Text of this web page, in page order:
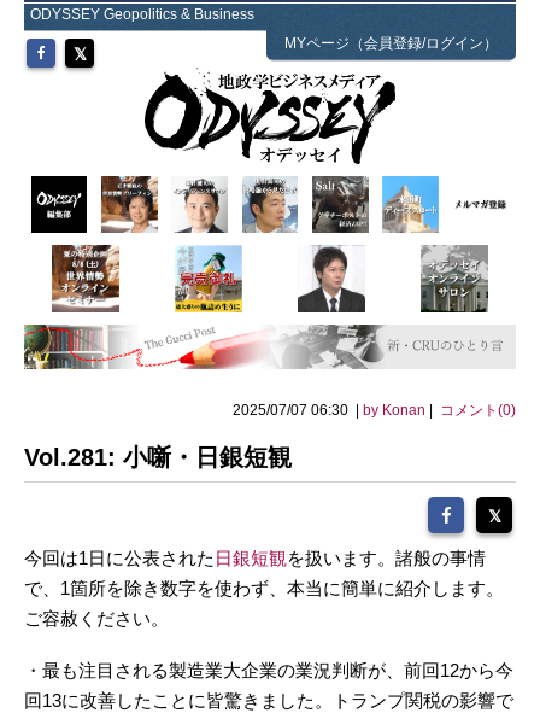
ODYSSEY Geopolitics & Business
MYページ（会員登録/ログイン）
2025/07/07 06:30 | by Konan コメント(0)
Vol.281: 小噺・日銀短観
今回は1日に公表された 日銀短観を扱います。諸般の事情
で、1箇所を除き数字を使わず、本当に簡単に紹介します。
ご容赦ください。
・最も注目される製造業大企業の業況判断が、前回12から今
回13に改善したことに皆驚きました。トランプ関税の影響で